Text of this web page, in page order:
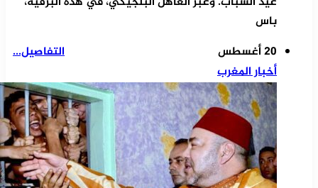
باس
التفاصيل...
20 أغسطس
أخبار المغرب